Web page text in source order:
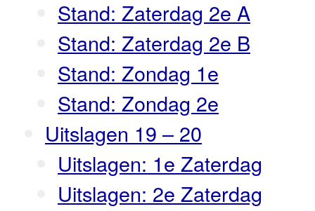
Stand: Zaterdag 2e A
Stand: Zaterdag 2e B
Stand: Zondag 1e
Stand: Zondag 2e
Uitslagen 19 – 20
Uitslagen: 1e Zaterdag
Uitslagen: 2e Zaterdag